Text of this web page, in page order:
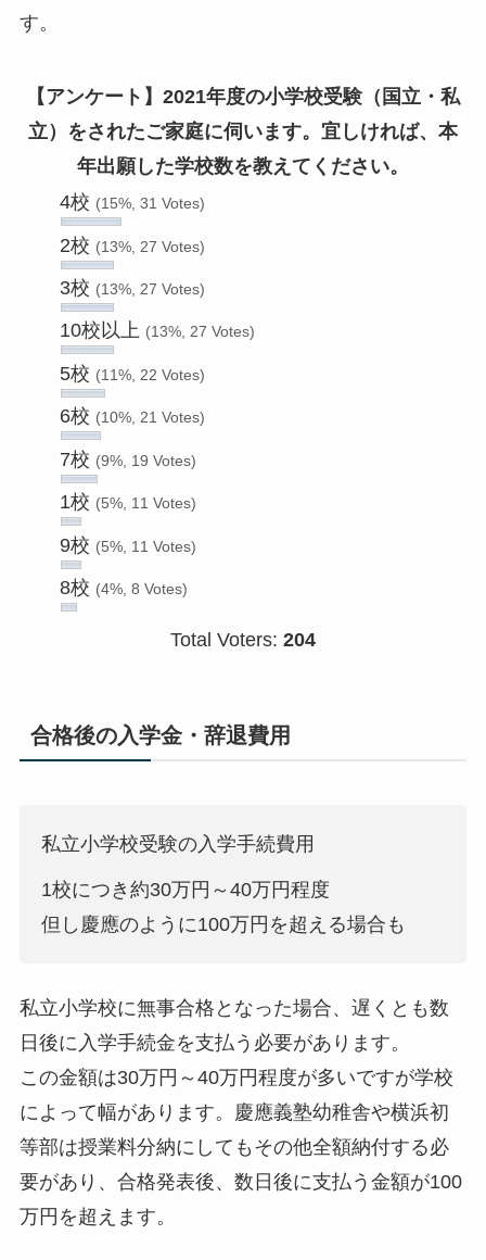
す。
【アンケート】2021年度の小学校受験（国立・私
立）をされたご家庭に伺います。宜しければ、本
年出願した学校数を教えてください。
4校 (15%, 31 Votes)
2校 (13%, 27 Votes)
3校 (13%, 27 Votes)
10校以上 (13%, 27 Votes)
5校 (11%, 22 Votes)
6校 (10%, 21 Votes)
7校 (9%, 19 Votes)
1校 (5%, 11 Votes)
9校 (5%, 11 Votes)
8校 (4%, 8 Votes)
Total Voters: 204
合格後の入学金・辞退費用
私立小学校受験の入学手続費用
1校につき約30万円～40万円程度
但し慶應のように100万円を超える場合も
私立小学校に無事合格となった場合、遅くとも数
日後に入学手続金を支払う必要があります。
この金額は30万円～40万円程度が多いですが学校
によって幅があります。慶應義塾幼稚舎や横浜初
等部は授業料分納にしてもその他全額納付する必
要があり、合格発表後、数日後に支払う金額が100
万円を超えます。